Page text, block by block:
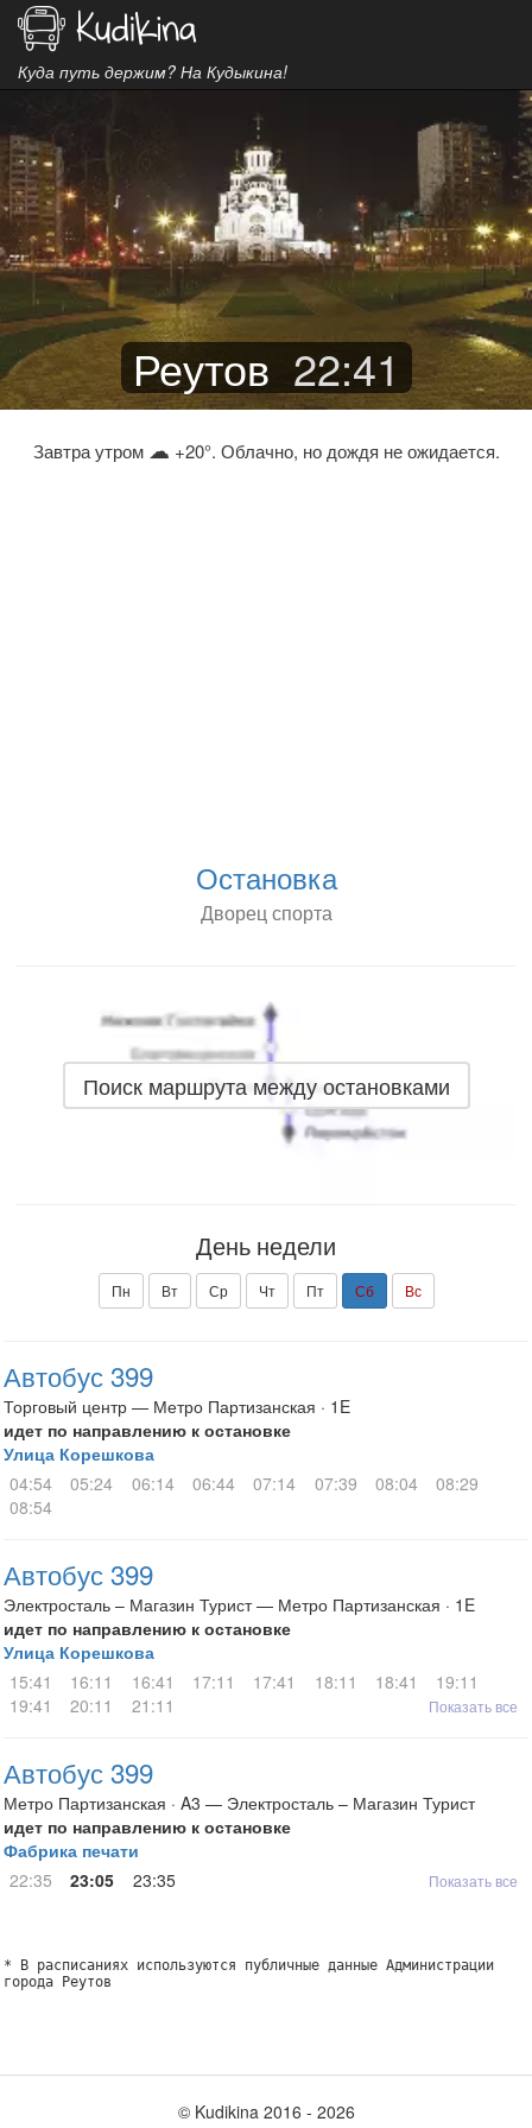
Куда путь держим? На Кудыкина!
Реутов 22:41
Завтра утром ☁ +20°. Облачно, но дождя не ожидается.
Остановка
Дворец спорта
Поиск маршрута между остановками
День недели
Пн Вт Ср Чт Пт Сб Вс
Автобус 399
Торговый центр — Метро Партизанская · 1E
идет по направлению к остановке
Улица Корешкова
04:54
05:24 06:14 06:44 07:14 07:39 08:04
08:29
08:54
Автобус 399
Электросталь – Магазин Турист — Метро Партизанская · 1E
идет по направлению к остановке
Улица Корешкова
15:41
16:11 16:41 17:11 17:41 18:11 18:41
19:11
19:41
20:11 21:11 Показать все
Автобус 399
Метро Партизанская · A3 — Электросталь – Магазин Турист
идет по направлению к остановке
Фабрика печати
22:35
23:05 23:35 Показать все
* В расписаниях используются публичные данные Администрации
города Реутов
© Kudikina 2016 ‐ 2026